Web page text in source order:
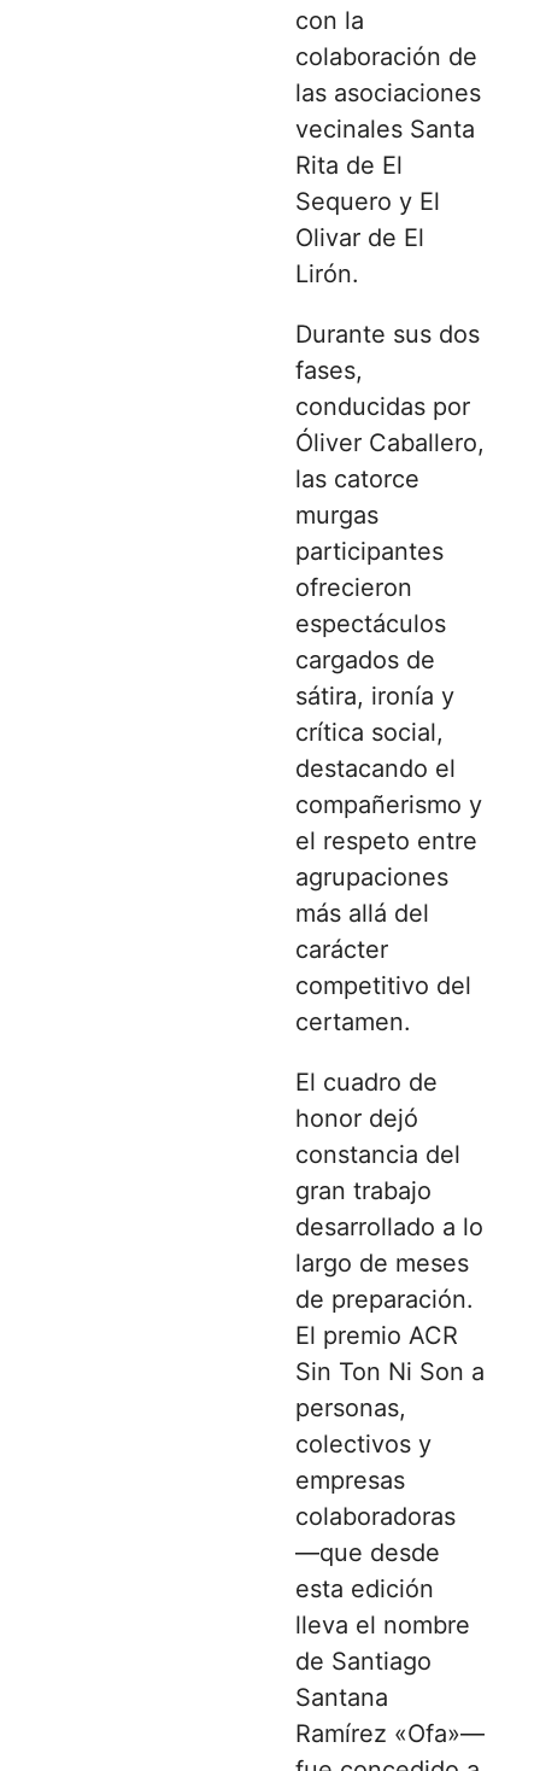
con la
colaboración de
las asociaciones
vecinales Santa
Rita de El
Sequero y El
Olivar de El
Lirón.
Durante sus dos
fases,
conducidas por
Óliver Caballero,
las catorce
murgas
participantes
ofrecieron
espectáculos
cargados de
sátira, ironía y
crítica social,
destacando el
compañerismo y
el respeto entre
agrupaciones
más allá del
carácter
competitivo del
certamen.
El cuadro de
honor dejó
constancia del
gran trabajo
desarrollado a lo
largo de meses
de preparación.
El premio ACR
Sin Ton Ni Son a
personas,
colectivos y
empresas
colaboradoras
—que desde
esta edición
lleva el nombre
de Santiago
Santana
Ramírez «Ofa»—